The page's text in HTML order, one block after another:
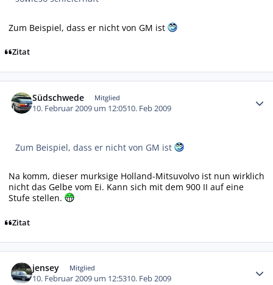
Zum Beispiel, dass er nicht von GM ist
Zitat
Südschwede Mitglied
10. Februar 2009 um 12:0510. Feb 2009
Zum Beispiel, dass er nicht von GM ist
Na komm, dieser murksige Holland-Mitsuvolvo ist nun wirklich
nicht das Gelbe vom Ei. Kann sich mit dem 900 II auf eine
Stufe stellen.
Zitat
jensey Mitglied
10. Februar 2009 um 12:5310. Feb 2009